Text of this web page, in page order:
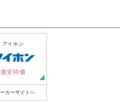
アイホン
激安特価
カーサイトへ